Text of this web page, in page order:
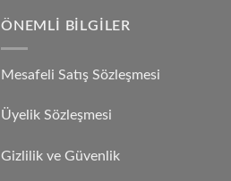
ÖNEMLI BILGILER
Mesafeli Satış Sözleşmesi
Üyelik Sözleşmesi
Gizlilik ve Güvenlik